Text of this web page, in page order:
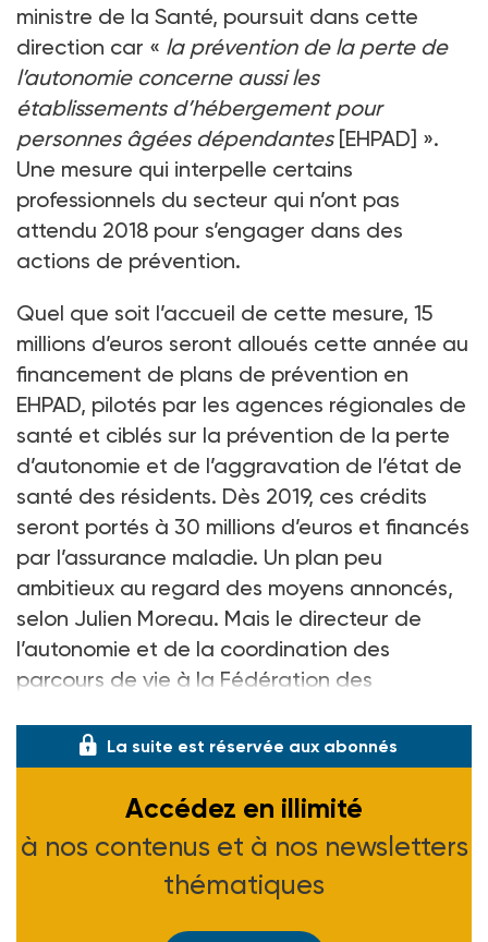
ministre de la Santé, poursuit dans cette
direction car « la prévention de la perte de
l’autonomie concerne aussi les
établissements d’hébergement pour
personnes âgées dépendantes[EHPAD] ».
Une mesure qui interpelle certains
professionnels du secteur qui n’ont pas
attendu 2018 pour s’engager dans des
actions de prévention.
Quel que soit l’accueil de cette mesure, 15
millions d’euros seront alloués cette année au
financement de plans de prévention en
EHPAD, pilotés par les agences régionales de
santé et ciblés sur la prévention de la perte
d’autonomie et de l’aggravation de l’état de
santé des résidents. Dès 2019, ces crédits
seront portés à 30 millions d’euros et financés
par l’assurance maladie. Un plan peu
ambitieux au regard des moyens annoncés,
selon Julien Moreau. Mais le directeur de
l’autonomie et de la coordination des
parcours de vie à la Fédération des
La suite est réservée aux abonnés
Accédez en illimité
à nos contenus et à nos newsletters
thématiques